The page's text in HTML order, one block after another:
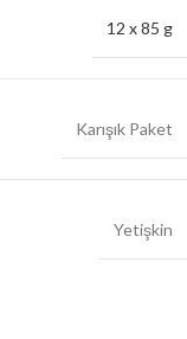
12 x 85 g
Karışık Paket
Yetişkin